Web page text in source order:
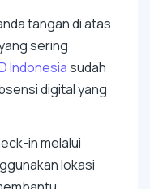
tangan di atas
sering
Indonesiasudah
digital yang
inmelalui
lokasi